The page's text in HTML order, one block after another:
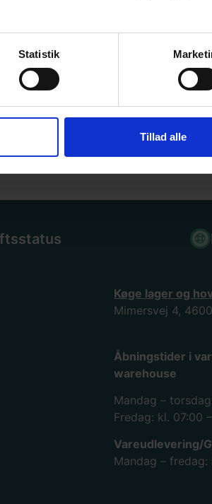
Statistik
Tillad alle
Køge lager og
Mimersvej 4,
Åbningstider i
warehouse
Mandag –
Fredag: kl. 07:00
Vareudlevering/
Mandag – fredag: